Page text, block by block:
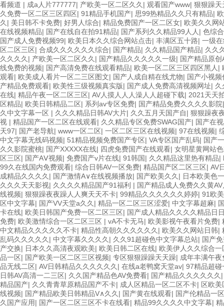
看频道 | 成a人片777777| 产欧美一区二区久久 | 观看国产www| 狠狠躁天
久免费一区二区三区四区| 91精品手机国产| 思99热精品久久只有精品|
久 | 美日韩不卡免费| 好男人综合| 精品免费国产一区二区女| 欧美久久网
在线视频精品| 国产在线自在拍91精品| 国产系列久久精品99人人 | 色综
国产成人免费视频99| 欧美日本久久综合网站点击| 丰满区五十路| 一级
区二区三区| 合成久久久久久久综合| 国产精品| 久久精品国产精品| 久久
久久久久 | 产欧美一区二区久久 | 国产精品久久久久久一级| 国产精品原
线免费的视频| 国产高清免费在线观看精品| 欧美一区二区三区四区黑人 |
观看| 欧美成人看片一区二三区图文| 国产人成自精在线尤物| 国产小视
产精品免费观看| 欧美性三级视频真实版| 国产成人免费高清视频网址| 久
在线| 精品午夜一区二区三区| AV人摸人人人澡人人超碰下载| 2021天天
区精品| 欧美日韩精品二区| 系列av专区免费| 国产精品免费久久久久影院
久中文字幕一区 | 久久久精品日韩AV大片| 久久五月天国产自| 狠狠躁夜
视 | 精品国产一区二区在线观看| 久久精品专区免费SWAG国产| 国产在
天97| 国产老导航| www一区二区| 一区二区三区在线视频| 97在线视频|
中文字幕无线码视频| 51精品视频免费国产专区| VA专区国产乱码| 国产
久久影院蜜桃| 国产XXXXX在线| 四虎免费国产在线观看| 女明星黄网站
区三区| 国产AⅤ视频| 免费国产v片在线| 91韩国| 久久精品这里热有精品|
99久在线国内免费观看| 综合日韩AV一区免费| 精品国产区二区三区| AV
成精品久久久久 | 国产激情A∨在线视频播放| 国产欧美久久 | 日本欧美色
久久久天天影视| 久久久久精品国产91福利 | 国产精品成人免费久久黄AV
线视频| 狠狠躁夜夜躁人人爽天天不卡| 99精品久久久久久久婷婷| 91欧
区中文字幕| 国产VV天堂a久久 | 精品一区二区三区涩爱| 中文字幕超麻|
卡在线| 欧美日韩国产免费一区二区三区| 国产成人精品久久久久精品日
免费| 欧美激情综合一区二区三区 | vA不卡无马| 欧美影视午夜看片免费|
中文精品久久久久久不卡| 精品性高朝久久久久久久 | 欧美久久网站日韩|
乱码久久久久久 | 中文字幕久久久久 | 久久91超碰色中文字幕总站| 国产
产交换| 日本久久高清夜观欧美| 欧美日韩二区在线| 欧美伊人久久综合一
品一区| 国产欧美一区二区三区视频| 专区狠狠躁躁天天躁| 成年丰满午夜
品无线二区| AV日韩精品久久久久久久 | 在线a老鸭窝天堂av| 97精品超碰
日韩AV高清一二三区| 久久国产精品色AV免费看| 国产精品久久久久久久
精品国产| 久久青青草原精品国产不卡| 成人区精品一区二区不卡| 区欧
线视频| 国产精品欧美日韩精品V∧久久 | 国产黄在线观看| 国产伦精品一
久国产应用| 国产一区二区三区不卡在线看| 精品99久久久久中文字幕|